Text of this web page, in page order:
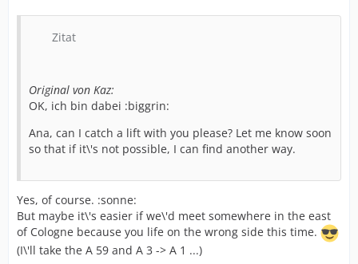
Zitat
Original von Kaz:
OK, ich bin dabei :biggrin:
Ana, can I catch a lift with you please? Let me know soon
so that if it\'s not possible, I can find another way.
Yes, of course. :sonne:
But maybe it\'s easier if we\'d meet somewhere in the east
of Cologne because you life on the wrong side this time.
(I\'ll take the A 59 and A 3 -> A 1 ...)